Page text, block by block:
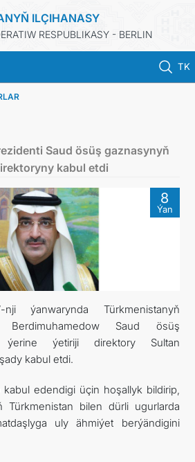
ILÇIHANASY
RESPUBLIKASY - BERLIN
TK
BAŞ SAHYPA
DIM
TÜRKMENISTAN
BÖLÜMI
MAÝA GOÝUMLAR
ARAGATNAŞYK
Saud ösüş gaznasynyň
kabul etdi
8
Ýan
ýanwarynda Türkmenistanyň
Berdimuhamedow Saud ösüş
ýerine ýetiriji direktory Sultan
kabul etdi.
edendigi üçin hoşallyk bildirip,
Türkmenistan bilen dürli ugurlarda
uly ähmiýet berýändigini